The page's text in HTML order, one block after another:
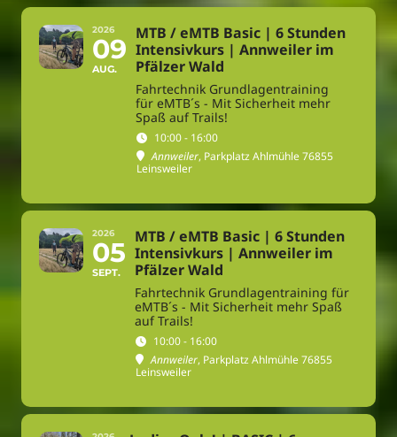
2026
09
AUG.
MTB / eMTB Basic | 6 Stunden
Intensivkurs | Annweiler im
Pfälzer Wald
Fahrtechnik Grundlagentraining
für eMTB´s - Mit Sicherheit mehr
Spaß auf Trails!
10:00 - 16:00
Annweiler, Parkplatz Ahlmühle 76855
Leinsweiler
2026
05
SEPT.
MTB / eMTB Basic | 6 Stunden
Intensivkurs | Annweiler im
Pfälzer Wald
Fahrtechnik Grundlagentraining für
eMTB´s - Mit Sicherheit mehr Spaß
auf Trails!
10:00 - 16:00
Annweiler, Parkplatz Ahlmühle 76855
Leinsweiler